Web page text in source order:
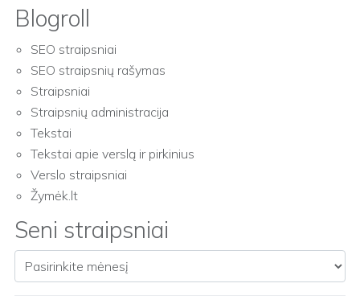
Blogroll
SEO straipsniai
SEO straipsnių rašymas
Straipsniai
Straipsnių administracija
Tekstai
Tekstai apie verslą ir pirkinius
Verslo straipsniai
Žymėk.lt
Seni straipsniai
Seni straipsniai